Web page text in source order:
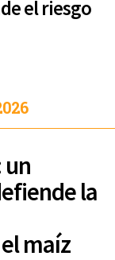
el riesgo
un
la
maíz